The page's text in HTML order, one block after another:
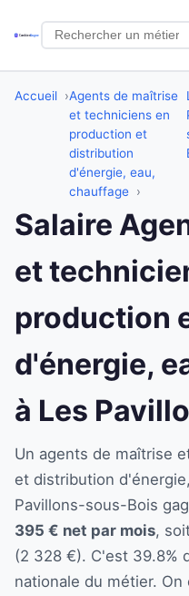
Accueil
Agents de maîtrise
et techniciens en
production et
distribution
d'énergie, eau,
chauffage
Salaire
et
production
d'énergie,
à Les
Un agents de maîtrise
et distribution
Pavillons-sous-Bois
395 € net par mois,
(2 328 €). C'est 39.8%
nationale du métier.